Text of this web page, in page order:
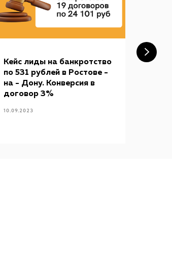
Кейс лиды на банкротство
по 531 рублей в Ростове -
на - Дону. Конверсия в
договор 3%
10.09.2023